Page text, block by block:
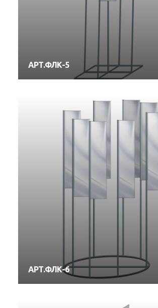
АРТ.ФЛК-5
АРТ.ФЛК-6